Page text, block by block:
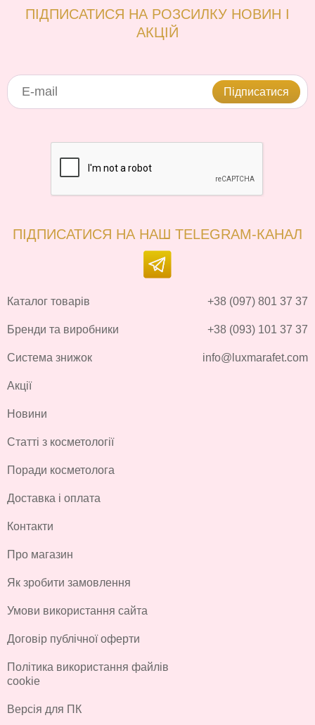
ПІДПИСАТИСЯ НА РОЗСИЛКУ НОВИН І
АКЦІЙ
Підписатися
ПІДПИСАТИСЯ НА НАШ TELEGRAM-КАНАЛ
Каталог товарів
Бренди та виробники
Система знижок
Акції
Новини
Статті з косметології
Поради косметолога
Доставка і оплата
Контакти
Про магазин
Як зробити замовлення
Умови використання сайта
Договір публічної оферти
Політика використання файлів
cookie
Версія для ПК
+38 (097) 801 37 37
+38 (093) 101 37 37
info@luxmarafet.com